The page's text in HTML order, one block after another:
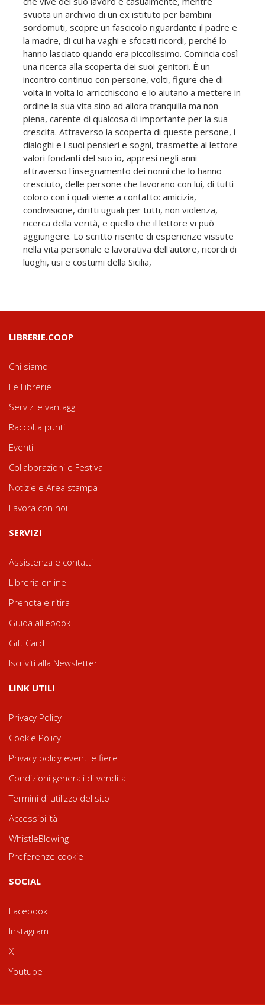
svuota un archivio di un ex istituto per bambini
sordomuti, scopre un fascicolo riguardante il padre e
la madre, di cui ha vaghi e sfocati ricordi, perché lo
hanno lasciato quando era piccolissimo. Comincia così
una ricerca alla scoperta dei suoi genitori. È un
incontro continuo con persone, volti, figure che di
volta in volta lo arricchiscono e lo aiutano a mettere in
ordine la sua vita sino ad allora tranquilla ma non
piena, carente di qualcosa di importante per la sua
crescita. Attraverso la scoperta di queste persone, i
dialoghi e i suoi pensieri e sogni, trasmette al lettore
valori fondanti del suo io, appresi negli anni
attraverso l'insegnamento dei nonni che lo hanno
cresciuto, delle persone che lavorano con lui, di tutti
coloro con i quali viene a contatto: amicizia,
condivisione, diritti uguali per tutti, non violenza,
ricerca della verità, e quello che il lettore vi può
aggiungere. Lo scritto risente di esperienze vissute
nella vita personale e lavorativa dell'autore, ricordi di
luoghi, usi e costumi della Sicilia,
LIBRERIE.COOP
Chi siamo
Le Librerie
Servizi e vantaggi
Raccolta punti
Eventi
Collaborazioni e Festival
Notizie e Area stampa
Lavora con noi
SERVIZI
Assistenza e contatti
Libreria online
Prenota e ritira
Guida all'ebook
Gift Card
Iscriviti alla Newsletter
LINK UTILI
Privacy Policy
Cookie Policy
Privacy policy eventi e fiere
Condizioni generali di vendita
Termini di utilizzo del sito
Accessibilità
WhistleBlowing
Preferenze cookie
SOCIAL
Facebook
Instagram
X
Youtube